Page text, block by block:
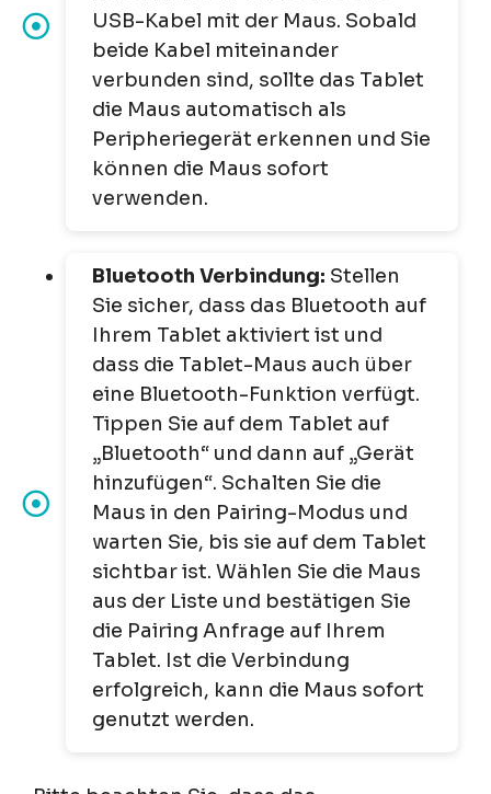
USB-Kabel mit der Maus. Sobald
beide Kabel miteinander
verbunden sind, sollte das Tablet
die Maus automatisch als
Peripheriegerät erkennen und Sie
können die Maus sofort
verwenden.
Bluetooth Verbindung: Stellen
Sie sicher, dass das Bluetooth auf
Ihrem Tablet aktiviert ist und
dass die Tablet-Maus auch über
eine Bluetooth-Funktion verfügt.
Tippen Sie auf dem Tablet auf
„Bluetooth“ und dann auf „Gerät
hinzufügen“. Schalten Sie die
Maus in den Pairing-Modus und
warten Sie, bis sie auf dem Tablet
sichtbar ist. Wählen Sie die Maus
aus der Liste und bestätigen Sie
die Pairing Anfrage auf Ihrem
Tablet. Ist die Verbindung
erfolgreich, kann die Maus sofort
genutzt werden.